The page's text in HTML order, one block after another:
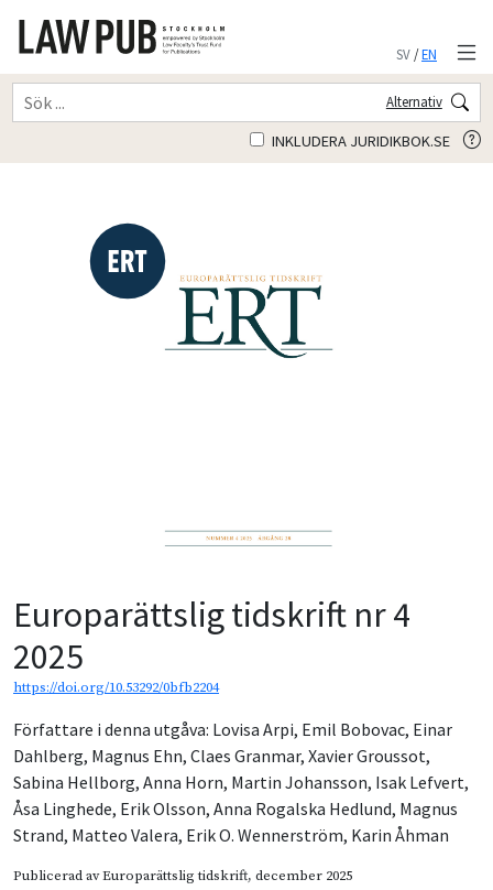
SV/EN
Alternativ
INKLUDERA JURIDIKBOK.SE
Europarättslig tidskrift nr 4
2025
https://doi.org/10.53292/0bfb2204
Författare i denna utgåva: Lovisa Arpi, Emil Bobovac, Einar
Dahlberg, Magnus Ehn, Claes Granmar, Xavier Groussot,
Sabina Hellborg, Anna Horn, Martin Johansson, Isak Lefvert,
Åsa Linghede, Erik Olsson, Anna Rogalska Hedlund, Magnus
Strand, Matteo Valera, Erik O. Wennerström, Karin Åhman
Publicerad avEuroparättslig tidskrift, december 2025